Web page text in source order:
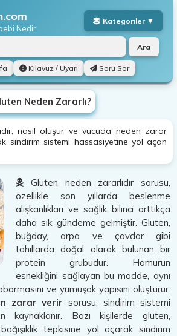
Nedir
Kılavuz / Uyarı Soru Sor
Ara
Neden Zararlı?
nasıl oluşur ve vücuda neden zarar
sindirim sistemi hassasiyetine yol açan
Gluten neden zararlıdır sorusu,
özellikle son yıllarda beslenme
alışkanlıkları ve sağlık bilinci arttıkça
daha sık gündeme gelmiştir. Gluten,
buğday, arpa ve çavdar gibi
tahıllarda doğal olarak bulunan bir
protein grubudur. Hamurun
esnekliğini sağlayan bu madde, aynı
ve yumuşak yapısını oluşturur.
zarar verir sorusu, sindirim sistemi
kaynaklanır. Bazı kişilerde gluten,
tepkisine yol açarak sindirim